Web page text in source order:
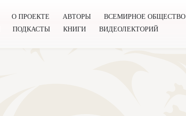
О ПРОЕКТЕ АВТОРЫ ВСЕМИРНОЕ ОБЩЕСТВО
ПОДКАСТЫ КНИГИ ВИДЕОЛЕКТОРИЙ